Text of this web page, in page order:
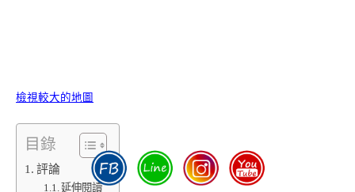
檢視較大的地圖
目錄
評論
延伸閱讀